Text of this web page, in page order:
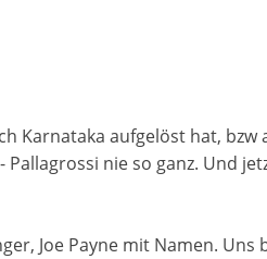
Karnataka aufgelöst hat, bzw
nie so ganz. Und
Joe Payne mit Namen. Uns